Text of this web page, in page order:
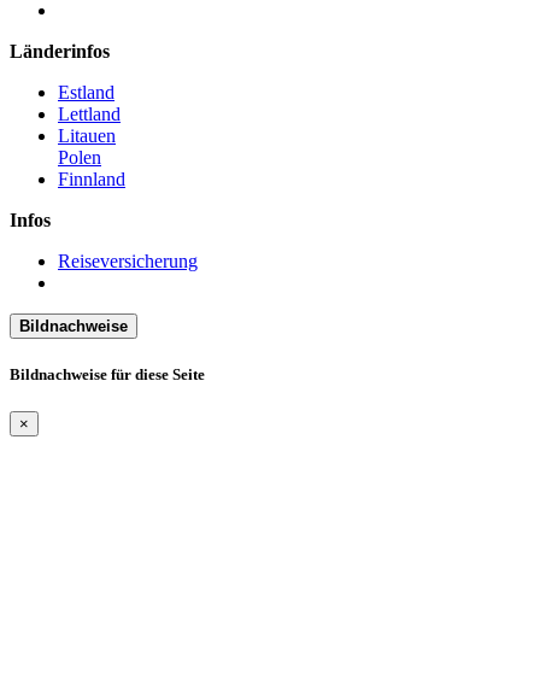
Länderinfos
Estland
Lettland
Litauen
Polen
Finnland
Infos
Reiseversicherung
Bildnachweise
Bildnachweise für diese Seite
×